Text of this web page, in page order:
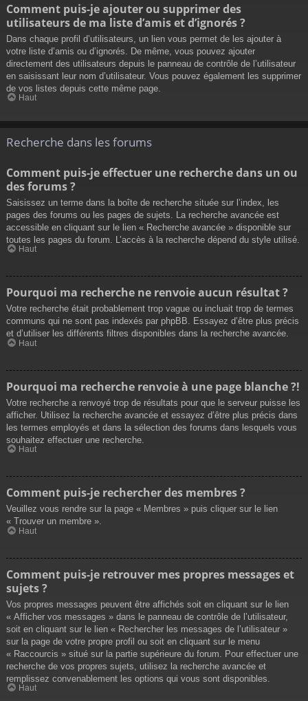
Comment puis-je ajouter ou supprimer des
utilisateurs de ma liste d’amis et d’ignorés ?
Dans chaque profil d’utilisateurs, un lien vous permet de les ajouter à
votre liste d’amis ou d’ignorés. De même, vous pouvez ajouter
directement des utilisateurs depuis le panneau de contrôle de l’utilisateur
en saisissant leur nom d’utilisateur. Vous pouvez également les supprimer
de vos listes depuis cette même page.
Haut
Recherche dans les forums
Comment puis-je effectuer une recherche dans un ou
des forums ?
Saisissez un terme dans la boîte de recherche située sur l’index, les
pages des forums ou les pages de sujets. La recherche avancée est
accessible en cliquant sur le lien « Recherche avancée » disponible sur
toutes les pages du forum. L’accès à la recherche dépend du style utilisé.
Haut
Pourquoi ma recherche ne renvoie aucun résultat ?
Votre recherche était probablement trop vague ou incluait trop de termes
communs qui ne sont pas indexés par phpBB. Essayez d’être plus précis
et d’utiliser les différents filtres disponibles dans la recherche avancée.
Haut
Pourquoi ma recherche renvoie à une page blanche ?!
Votre recherche a renvoyé trop de résultats pour que le serveur puisse les
afficher. Utilisez la recherche avancée et essayez d’être plus précis dans
les termes employés et dans la sélection des forums dans lesquels vous
souhaitez effectuer une recherche.
Haut
Comment puis-je rechercher des membres ?
Veuillez vous rendre sur la page « Membres » puis cliquer sur le lien
« Trouver un membre ».
Haut
Comment puis-je retrouver mes propres messages et
sujets ?
Vos propres messages peuvent être affichés soit en cliquant sur le lien
« Afficher vos messages » dans le panneau de contrôle de l’utilisateur,
soit en cliquant sur le lien « Rechercher les messages de l’utilisateur »
sur la page de votre propre profil ou soit en cliquant sur le menu
« Raccourcis » situé sur la partie supérieure du forum. Pour effectuer une
recherche de vos propres sujets, utilisez la recherche avancée et
remplissez convenablement les options qui vous sont disponibles.
Haut